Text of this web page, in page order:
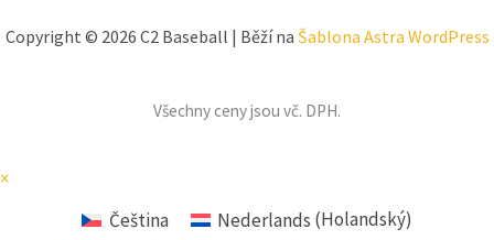
Copyright © 2026 C2 Baseball | Běží na Šablona Astra WordPress
Všechny ceny jsou vč. DPH.
×
Čeština
Nederlands (Holandský)